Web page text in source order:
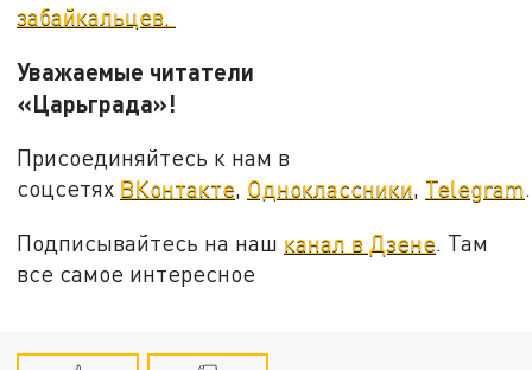
забайкальцев.
Уважаемые читатели
«Царьграда»!
Присоединяйтесь к нам в
соцсетях ВКонтакте, Одноклассники, Telegram.
Подписывайтесь на наш канал в Дзене. Там
все самое интересное